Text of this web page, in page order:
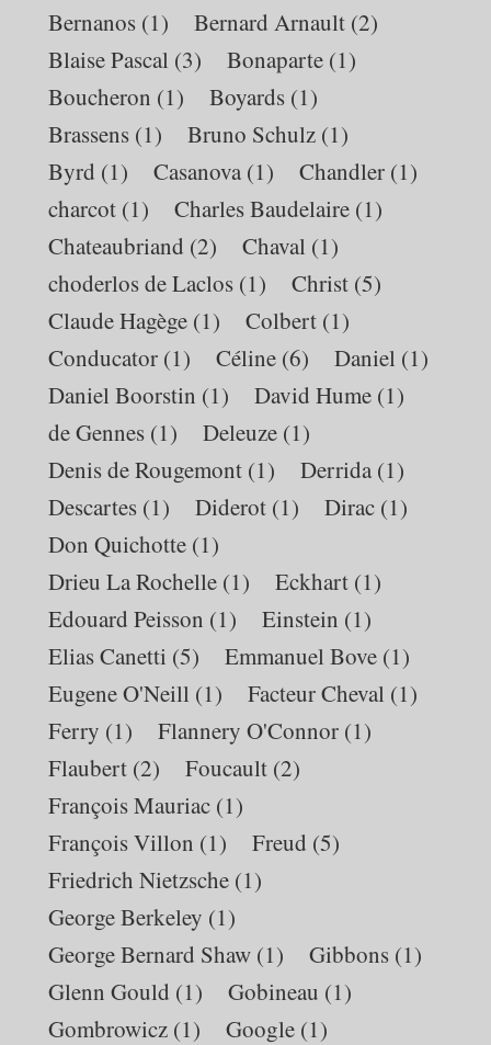
Bernanos (1) Bernard Arnault (2)
Blaise Pascal (3) Bonaparte (1)
Boucheron (1) Boyards (1)
Brassens (1) Bruno Schulz (1)
Byrd (1) Casanova (1) Chandler (1)
charcot (1) Charles Baudelaire (1)
Chateaubriand (2) Chaval (1)
choderlos de Laclos (1) Christ (5)
Claude Hagège (1) Colbert (1)
Conducator (1) Céline (6) Daniel (1)
Daniel Boorstin (1) David Hume (1)
de Gennes (1) Deleuze (1)
Denis de Rougemont (1) Derrida (1)
Descartes (1) Diderot (1) Dirac (1)
Don Quichotte (1)
Drieu La Rochelle (1) Eckhart (1)
Edouard Peisson (1) Einstein (1)
Elias Canetti (5) Emmanuel Bove (1)
Eugene O'Neill (1) Facteur Cheval (1)
Ferry (1) Flannery O'Connor (1)
Flaubert (2) Foucault (2)
François Mauriac (1)
François Villon (1) Freud (5)
Friedrich Nietzsche (1)
George Berkeley (1)
George Bernard Shaw (1) Gibbons (1)
Glenn Gould (1) Gobineau (1)
Gombrowicz (1) Google (1)